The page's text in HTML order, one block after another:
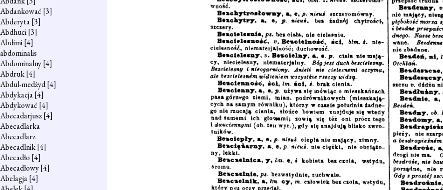
Abdankować [3]
Abderyta[3]
Abdhuci[3]
Abdimi[4]
abdominalis
Abdominalny[4]
Abdruk[4]
Abdul-medżyd[4]
Abdykacja[4]
Abdykować [4]
Abecadarjusz[4]
Abecadlarka
Abecadlarz
Abecadlnik[4]
Abecadło [4]
Abecadłowy[4]
Abelagja[4]